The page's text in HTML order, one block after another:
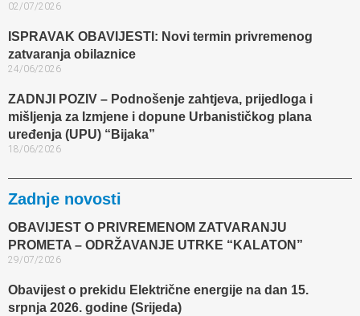
02/07/2026
ISPRAVAK OBAVIJESTI: Novi termin privremenog
zatvaranja obilaznice​
24/06/2026
ZADNJI POZIV – Podnošenje zahtjeva, prijedloga i
mišljenja za Izmjene i dopune Urbanističkog plana
uređenja (UPU) “Bijaka”
18/06/2026
Zadnje novosti
OBAVIJEST O PRIVREMENOM ZATVARANJU
PROMETA – ODRŽAVANJE UTRKE “KALATON”
29/07/2026
Obavijest o prekidu Električne energije na dan 15.
srpnja 2026. godine (Srijeda)